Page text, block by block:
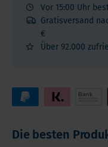
Vor 15:00 Uhr
Gratisversand
€
Über 92.000
Die besten